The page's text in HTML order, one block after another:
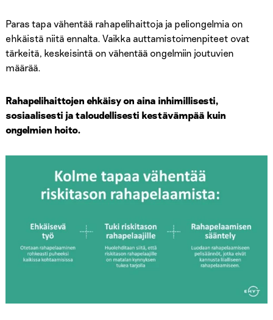
Paras tapa vähentää rahapelihaittoja ja peliongelmia on
ehkäistä niitä ennalta. Vaikka auttamistoimenpiteet ovat
tärkeitä, keskeisintä on vähentää ongelmiin joutuvien
määrää.
Rahapelihaittojen ehkäisy on aina inhimillisesti,
sosiaalisesti ja taloudellisesti kestävämpää kuin
ongelmien hoito.